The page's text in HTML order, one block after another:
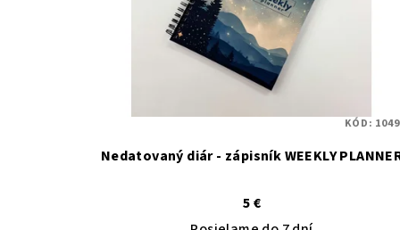
Nedatovaný diár - zápisník WEEKLY
5 €
KÓD: